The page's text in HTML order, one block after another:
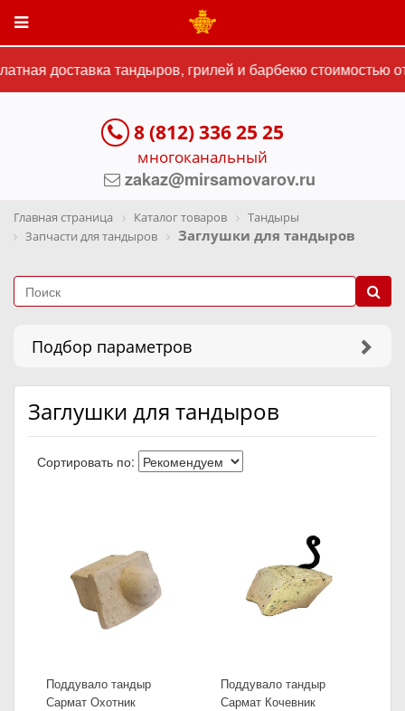
доставка тандыров, грилей и барбекю стоимостью
8 (812) 336 25 25
многоканальный
zakaz@mirsamovarov.ru
Главная страница Каталог товаров
Тандыры
Запчасти для тандыров
Заглушки для тандыров
Подбор параметров
Заглушки для тандыров
Сортировать по:
Поддувало тандыр
Сармат Охотник
Поддувало тандыр
Сармат Кочевник